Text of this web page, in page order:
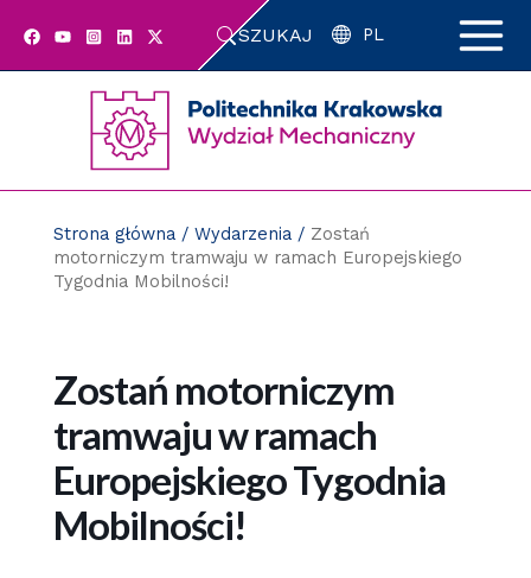
SZUKAJ PL
Strona główna/ Wydarzenia/ Zostań
motorniczym tramwaju w ramach Europejskiego
Tygodnia Mobilności!
Zostań motorniczym
tramwaju w ramach
Europejskiego Tygodnia
Mobilności!